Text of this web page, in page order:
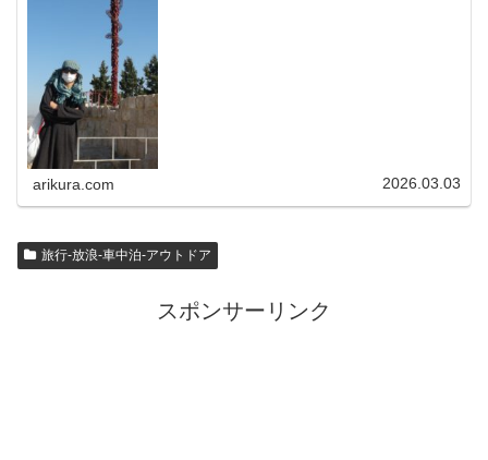
arikura.com 2026.03.03
旅行-放浪-車中泊-アウトドア
スポンサーリンク